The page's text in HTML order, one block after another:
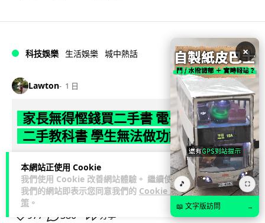
本網站正使用 Cookie
我們使用 Cookie 改善網站體驗。 繼續使用
我們的網站即表示您同意我們的 Cookie 政
策 。
科技娛樂 生活娛樂 城中熱話
Lawton 1 日
家長無得慳錢買二手書 電子啟動碼鎖死
二手教科書 學生無法做功課
社福界立法會議員陳文宜指，一間中學書單價錢按年加 14.7%
遠超通漲，令家長難以負擔。而且電子教材啟動碼這項設計，
令學生無法完成功課，二手... 閱讀全文
977 380 分享
×
🎵 ⛶
📖 文字版訪問 →